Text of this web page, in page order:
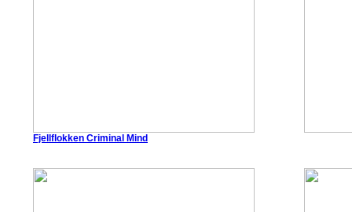
Fjellflokken Criminal Mind